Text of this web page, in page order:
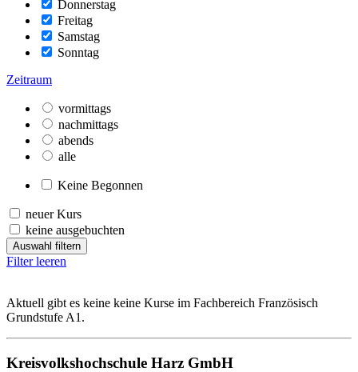
Donnerstag
Freitag
Samstag
Sonntag
Zeitraum
vormittags
nachmittags
abends
alle
Keine Begonnen
neuer Kurs
keine ausgebuchten
Auswahl filtern
Filter leeren
Aktuell gibt es keine keine Kurse im Fachbereich Französisch
Grundstufe A1.
Kreisvolkshochschule Harz GmbH